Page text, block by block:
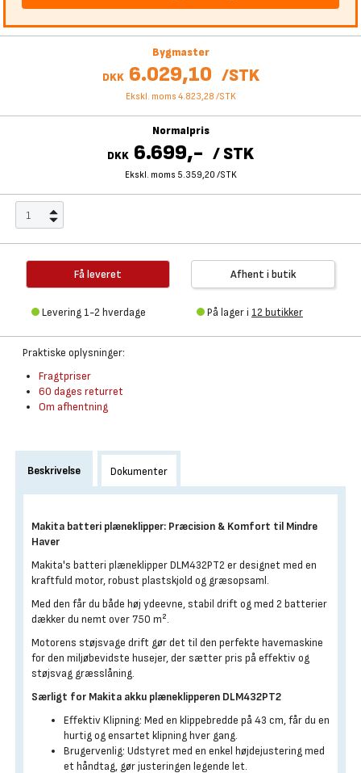
Bygmaster
DKK 6.029,10 /STK
Ekskl. moms 4.823,28 /STK
Normalpris
DKK 6.699,- /STK
Ekskl. moms 5.359,20 /STK
Få leveret
Levering 1-2 hverdage
Afhent i butik
På lager i 12 butikker
Praktiske oplysninger:
Fragtpriser
60 dages returret
Om afhentning
Beskrivelse Dokumenter
Makita batteri plæneklipper: Præcision & Komfort til Mindre
Haver
Makita's batteri plæneklipper DLM432PT2 er designet med en
kraftfuld motor, robust plastskjold og græsopsaml.
Med den får du både høj ydeevne, stabil drift og med 2 batterier
dækker du nemt over 750 m².
Motorens støjsvage drift gør det til den perfekte havemaskine
for den miljøbevidste husejer, der sætter pris på effektiv og
støjsvag græsslåning.
Særligt for Makita akku plæneklipperen DLM432PT2
Effektiv Klipning: Med en klippebredde på 43 cm, får du en
hurtig og ensartet klipning hver gang.
Brugervenlig: Udstyret med en enkel højdejustering med
et håndtag, gør justeringen legende let.